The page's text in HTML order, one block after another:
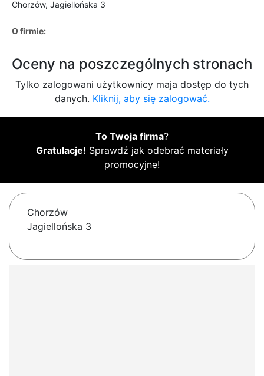
Chorzów, Jagiellońska 3
O firmie:
Oceny na poszczególnych stronach
Tylko zalogowani użytkownicy maja dostęp do tych
danych. Kliknij, aby się zalogować.
To Twoja firma?
Gratulacje! Sprawdź jak odebrać materiały
promocyjne!
Chorzów
Jagiellońska 3